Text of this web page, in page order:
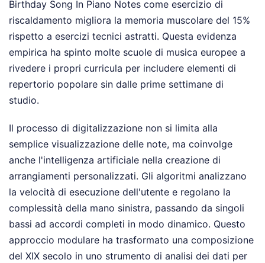
Birthday Song In Piano Notes come esercizio di
riscaldamento migliora la memoria muscolare del 15%
rispetto a esercizi tecnici astratti. Questa evidenza
empirica ha spinto molte scuole di musica europee a
rivedere i propri curricula per includere elementi di
repertorio popolare sin dalle prime settimane di
studio.
Il processo di digitalizzazione non si limita alla
semplice visualizzazione delle note, ma coinvolge
anche l'intelligenza artificiale nella creazione di
arrangiamenti personalizzati. Gli algoritmi analizzano
la velocità di esecuzione dell'utente e regolano la
complessità della mano sinistra, passando da singoli
bassi ad accordi completi in modo dinamico. Questo
approccio modulare ha trasformato una composizione
del XIX secolo in uno strumento di analisi dei dati per